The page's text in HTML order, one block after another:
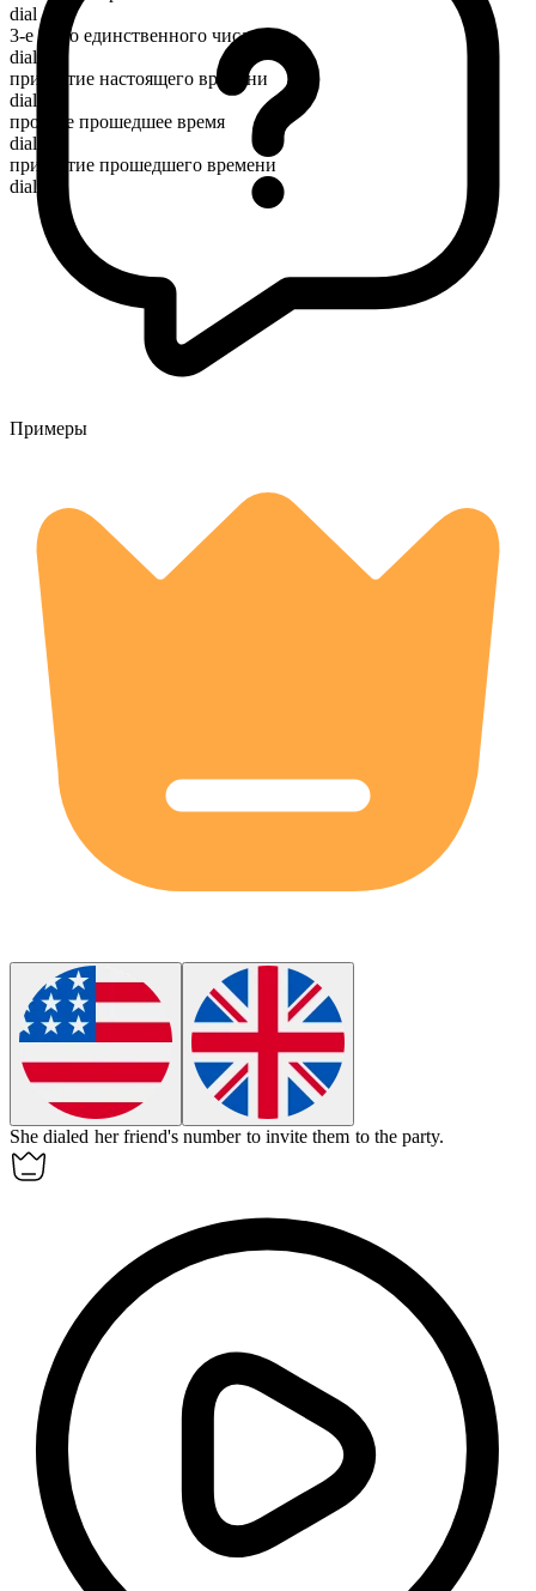
dial
3-е лицо единственного числа
dials
причастие настоящего времени
dialing
простое прошедшее время
dialed
причастие прошедшего времени
dialed
Примеры
Shedialed her friend's number to invite them to the party.